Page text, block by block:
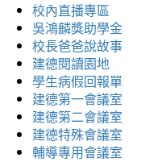
校內直播專區
吳鴻麟獎助學金
校長爸爸說故事
建德閱讀園地
學生病假回報單
建德第一會議室
建德第二會議室
建德特殊會議室
輔導專用會議室